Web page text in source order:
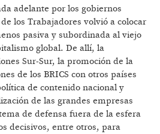
adelante por los gobiernos
los Trabajadores volvió a colocar
pasiva y subordinada al viejo
global. De allí, la
Sur-Sur, la promoción de la
de los BRICS con otros países
de contenido nacional y
de las grandes empresas
de defensa fuera de la esfera
decisivos, entre otros, para